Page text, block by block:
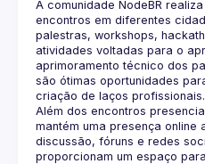
A comunidade NodeBR
encontros em diferentes
palestras, workshops,
atividades voltadas para o
aprimoramento técnico dos
são ótimas oportunidades
Além dos encontros
mantém uma presença
discussão, fóruns e redes
proporcionam um espaço